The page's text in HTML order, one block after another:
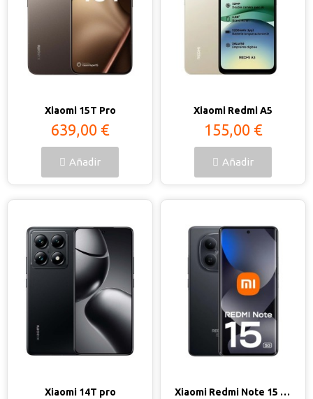
Vista rápida
Xiaomi 15T Pro
639,00 €
Añadir
Vista rápida
Xiaomi Redmi A5
155,00 €
Añadir
Vista rápida
Xiaomi 14T pro Vista rápida Xiaomi Redmi Note 15 5G